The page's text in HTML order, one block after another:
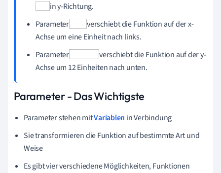
in y-Richtung.
Parameter
verschiebt die Funktion auf der x-
Achse um eine Einheit nach links.
Parameter
verschiebt die Funktion auf der y-
Achse um 12 Einheiten nach unten.
Parameter - Das Wichtigste
Parameter stehen mitVariablen in Verbindung
Sie transformieren die Funktion auf bestimmte Art und
Weise
Es gibt vier verschiedene Möglichkeiten, Funktionen